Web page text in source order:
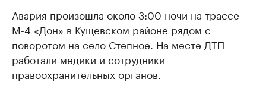
Авария произошла около 3:00 ночи на трассе
М-4 «Дон» в Кущевском районе рядом с
поворотом на село Степное. На месте ДТП
работали медики и сотрудники
правоохранительных органов.